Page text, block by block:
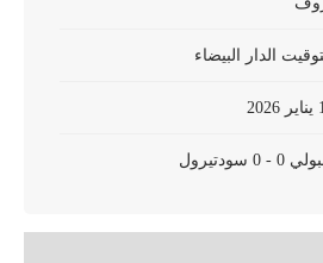
الدار البيضاء